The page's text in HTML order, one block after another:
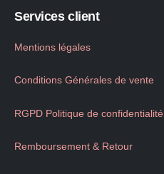
Services client
Mentions légales
Conditions Générales de vente
RGPD Politique de confidentialité
Remboursement & Retour